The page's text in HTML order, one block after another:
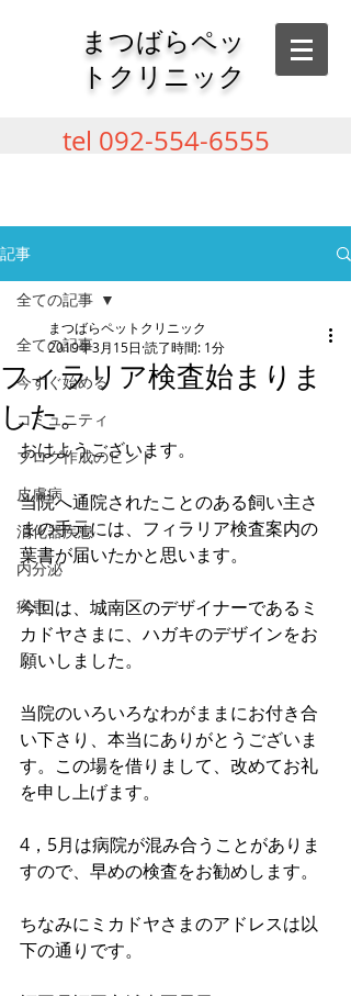
​まつばらペッ
トクリニック
tel 092-554-6555
記事
全ての記事
今すぐ始める
コミュニティ
ブログ作成のヒント
皮膚病
消化器疾患
内分泌
疾患
全ての記事
フィラリア検査始まりま
した。
まつばらペットクリニック
2019年3月15日 読了時間: 1分
おはようございます。
当院へ通院されたことのある飼い主さ
まの手元には、フィラリア検査案内の
葉書が届いたかと思います。
今回は、城南区のデザイナーであるミ
カドヤさまに、ハガキのデザインをお
願いしました。
当院のいろいろなわがままにお付き合
い下さり、本当にありがとうございま
す。この場を借りまして、改めてお礼
を申し上げます。
4，5月は病院が混み合うことがありま
すので、早めの検査をお勧めします。
ちなみにミカドヤさまのアドレスは以
下の通りです。